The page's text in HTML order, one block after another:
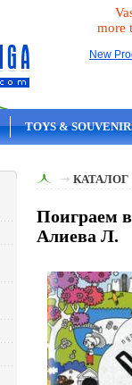
more
New
TOYS &
КАТАЛОГ
Поиграем
Алиева Л.